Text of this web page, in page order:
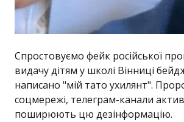
Спростовуємо фейк російської
видачу дітям у школі Вінниці
написано "мій тато ухилянт".
соцмережі, телеграм-канали
поширюють цю дезінформацію.